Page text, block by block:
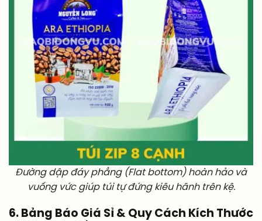
Đường dập đáy phẳng (Flat bottom) hoàn hảo và
vuống vức giúp túi tự đứng kiêu hãnh trên kệ.
6. Bảng Báo Giá Sỉ & Quy Cách Kích Thước